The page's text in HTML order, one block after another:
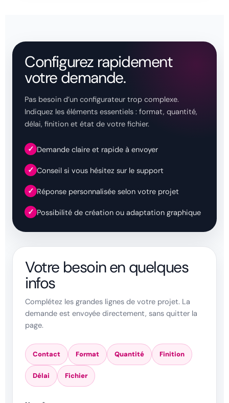
Configurez rapidement
votre demande.
Pas besoin d’un configurateur trop complexe.
Indiquez les éléments essentiels : format, quantité,
délai, finition et état de votre fichier.
✓ Demande claire et rapide à envoyer
✓ Conseil si vous hésitez sur le support
✓ Réponse personnalisée selon votre projet
✓ Possibilité de création ou adaptation graphique
Votre besoin en quelques
infos
Complétez les grandes lignes de votre projet. La
demande est envoyée directement, sans quitter la
page.
Contact Format Quantité Finition
Délai Fichier